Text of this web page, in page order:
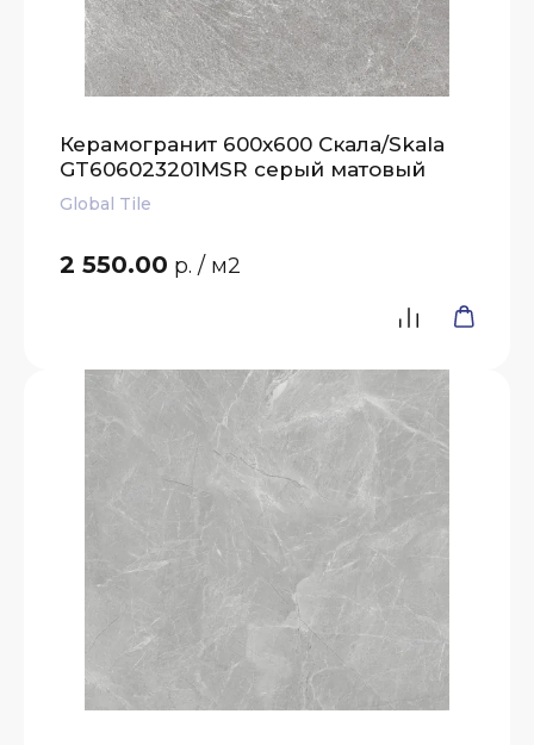
Керамогранит 600x600 Скала/Skala
GT606023201MSR серый матовый
Global Tile
2 550.00 р. / м2